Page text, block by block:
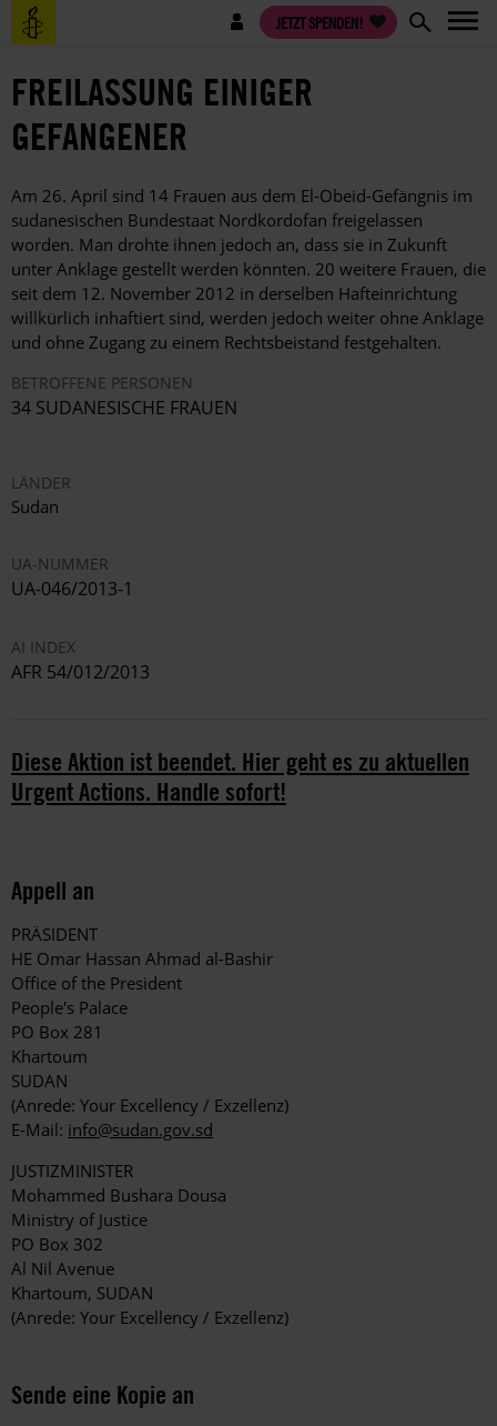
Direkt
zum
Benutzermenü JETZT SPENDEN!
FREILASSUNG EINIGER
GEFANGENER
Am 26. April sind 14 Frauen aus dem El-Obeid-Gefängnis im
sudanesischen Bundestaat Nordkordofan freigelassen
worden. Man drohte ihnen jedoch an, dass sie in Zukunft
unter Anklage gestellt werden könnten. 20 weitere Frauen, die
seit dem 12. November 2012 in derselben Hafteinrichtung
willkürlich inhaftiert sind, werden jedoch weiter ohne Anklage
und ohne Zugang zu einem Rechtsbeistand festgehalten.
BETROFFENE PERSONEN
34 SUDANESISCHE FRAUEN
LÄNDER
Sudan
UA-NUMMER
UA-046/2013-1
AI INDEX
AFR 54/012/2013
Diese Aktion ist beendet. Hier geht es zu aktuellen
Urgent Actions. Handle sofort!
Appell an
PRÄSIDENT
HE Omar Hassan Ahmad al-Bashir
Office of the President
People's Palace
PO Box 281
Khartoum
SUDAN
(Anrede: Your Excellency / Exzellenz)
E-Mail: info@sudan.gov.sd
JUSTIZMINISTER
Mohammed Bushara Dousa
Ministry of Justice
PO Box 302
Al Nil Avenue
Khartoum, SUDAN
(Anrede: Your Excellency / Exzellenz)
Sende eine Kopie an